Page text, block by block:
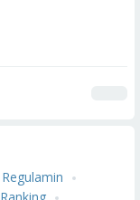
Regulamin